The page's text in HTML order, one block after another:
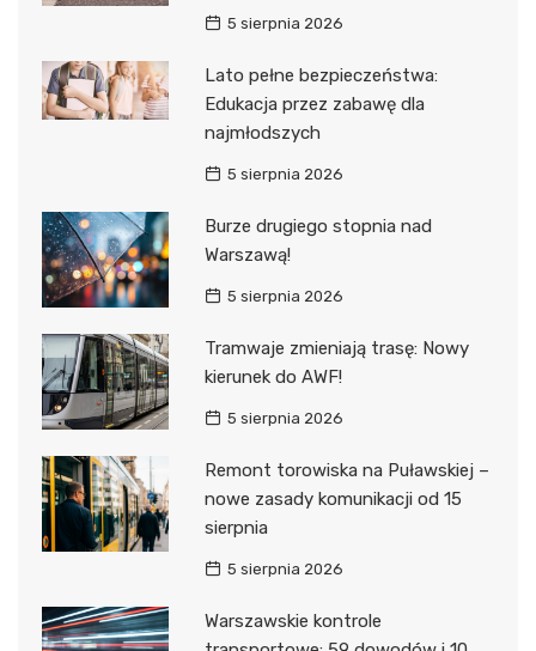
5 sierpnia 2026
Lato pełne bezpieczeństwa:
Edukacja przez zabawę dla
najmłodszych
5 sierpnia 2026
Burze drugiego stopnia nad
Warszawą!
5 sierpnia 2026
Tramwaje zmieniają trasę: Nowy
kierunek do AWF!
5 sierpnia 2026
Remont torowiska na Puławskiej –
nowe zasady komunikacji od 15
sierpnia
5 sierpnia 2026
Warszawskie kontrole